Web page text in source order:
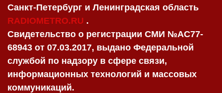
Санкт-Петербург и Ленинградская область
RADIOMETRO.RU .
Свидетельство о регистрации СМИ №AC77-
68943 от 07.03.2017, выдано Федеральной
службой по надзору в сфере связи,
информационных технологий и массовых
коммуникаций.